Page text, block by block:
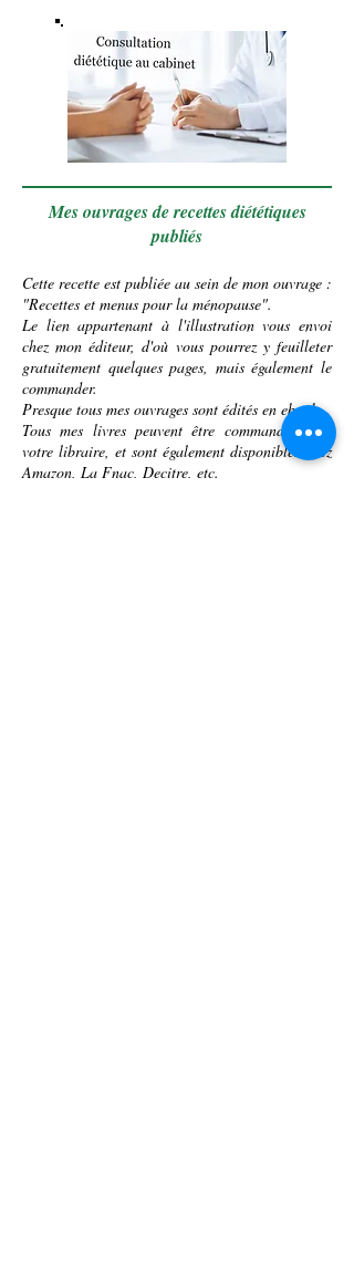
Mes ouvrages de recettes diététiques
publiés
Cette recette est publiée au sein de mon ouvrage :
"Recettes et menus pour la ménopause".
Le lien appartenant à l'illustration vous envoi
chez mon éditeur, d'où vous pourrez y feuilleter
gratuitement quelques pages, mais également le
commander.
Presque tous mes ouvrages sont édités en ebook.
Tous mes livres peuvent être commandés chez
votre libraire, et sont également disponibles chez
Amazon, La Fnac, Decitre, etc.